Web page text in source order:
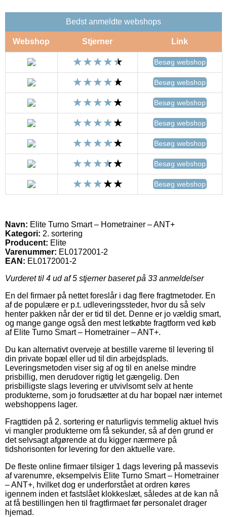
Bedst anmeldte webshops
Webshop Stjerner Link
Besøg webshop
Besøg webshop
Besøg webshop
Besøg webshop
Besøg webshop
Besøg webshop
Besøg webshop
Navn: Elite Turno Smart – Hometrainer – ANT+
Kategori: 2. sortering
Producent: Elite
Varenummer: EL0172001-2
EAN: EL0172001-2
Vurderet til 4 ud af 5 stjerner baseret på 33 anmeldelser
En del firmaer på nettet foreslår i dag flere fragtmetoder. En
af de populære er p.t. udleveringssteder, hvor du så selv
henter pakken når der er tid til det. Denne er jo vældig smart,
og mange gange også den mest letkøbte fragtform ved køb
af Elite Turno Smart – Hometrainer – ANT+.
Du kan alternativt overveje at bestille varerne til levering til
din private bopæl eller ud til din arbejdsplads.
Leveringsmetoden viser sig af og til en anelse mindre
prisbillig, men derudover rigtig let gængelig. Den
prisbilligste slags levering er utvivlsomt selv at hente
produkterne, som jo forudsætter at du har bopæl nær internet
webshoppens lager.
Fragttiden på 2. sortering er naturligvis temmelig aktuel hvis
vi mangler produkterne om få sekunder, så af den grund er
det selvsagt afgørende at du kigger nærmere på
tidshorisonten for levering for den aktuelle vare.
De fleste online firmaer tilsiger 1 dags levering på massevis
af varenumre, eksempelvis Elite Turno Smart – Hometrainer
– ANT+, hvilket dog er underforstået at ordren køres
igennem inden et fastslået klokkeslæt, således at de kan nå
at få bestillingen hen til fragtfirmaet før personalet drager
hjemad.